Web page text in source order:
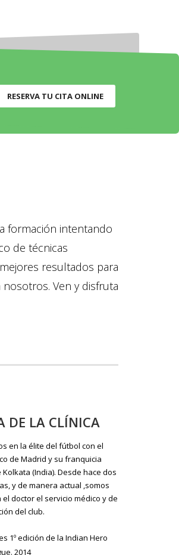
RESERVA TU CITA ONLINE
formación intentando
de técnicas
resultados para
Ven y disfruta
DE LA CLÍNICA
en la élite del fútbol con el
de Madrid y su franquicia
Kolkata (India). Desde hace dos
y de manera actual ,somos
el doctor el servicio médico y de
del club.
1º edición de la Indian Hero
2014